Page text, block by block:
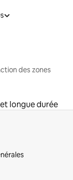
des zones
longue durée